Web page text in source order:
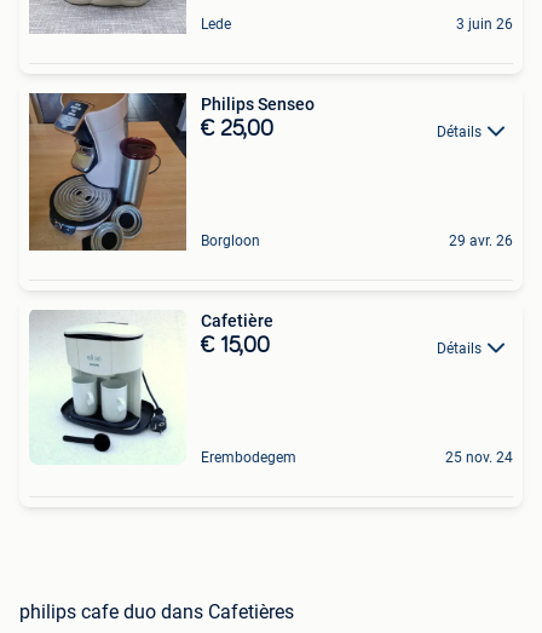
Lede 3 juin 26
Philips Senseo
€ 25,00 Détails
Borgloon 29 avr. 26
Cafetière
€ 15,00 Détails
Erembodegem 25 nov. 24
philips cafe duo dans Cafetières